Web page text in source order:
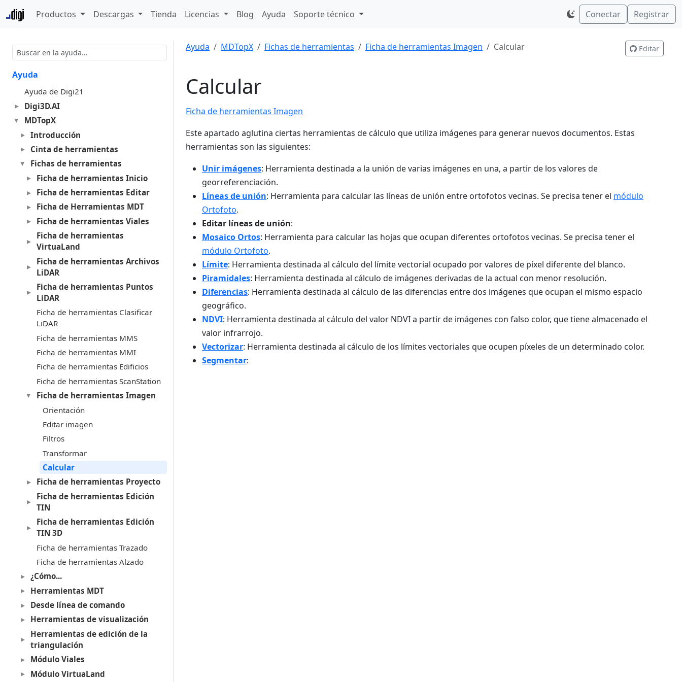
Productos Descargas Tienda Licencias Blog Ayuda Soporte técnico Conectar Registrar
Ayuda
Ayuda de Digi21
Digi3D.AI
MDTopX
Introducción
Cinta de herramientas
Fichas de herramientas
Ficha de herramientas Inicio
Ficha de herramientas Editar
Ficha de Herramientas MDT
Ficha de herramientas Viales
Ficha de herramientas
VirtuaLand
Ficha de herramientas Archivos
LiDAR
Ficha de herramientas Puntos
LiDAR
Ficha de herramientas Clasificar
LiDAR
Ficha de herramientas MMS
Ficha de herramientas MMI
Ficha de herramientas Edificios
Ficha de herramientas ScanStation
Ficha de herramientas Imagen
Orientación
Editar imagen
Filtros
Transformar
Calcular
Ficha de herramientas Proyecto
Ficha de herramientas Edición
TIN
Ficha de herramientas Edición
TIN 3D
Ficha de herramientas Trazado
Ficha de herramientas Alzado
¿Cómo...
Herramientas MDT
Desde línea de comando
Herramientas de visualización
Herramientas de edición de la
triangulación
Módulo Viales
Módulo VirtuaLand
Ayuda MDTopX Fichas de herramientas Ficha de herramientas Imagen Calcular Editar
Calcular
Ficha de herramientas Imagen
Este apartado aglutina ciertas herramientas de cálculo que utiliza imágenes para generar nuevos documentos. Estas
herramientas son las siguientes:
Unir imágenes: Herramienta destinada a la unión de varias imágenes en una, a partir de los valores de
georreferenciación.
Líneas de unión: Herramienta para calcular las líneas de unión entre ortofotos vecinas. Se precisa tener el módulo
Ortofoto.
Editar líneas de unión:
Mosaico Ortos: Herramienta para calcular las hojas que ocupan diferentes ortofotos vecinas. Se precisa tener el
módulo Ortofoto.
Límite: Herramienta destinada al cálculo del límite vectorial ocupado por valores de píxel diferente del blanco.
Piramidales: Herramienta destinada al cálculo de imágenes derivadas de la actual con menor resolución.
Diferencias: Herramienta destinada al cálculo de las diferencias entre dos imágenes que ocupan el mismo espacio
geográfico.
NDVI: Herramienta destinada al cálculo del valor NDVI a partir de imágenes con falso color, que tiene almacenado el
valor infrarrojo.
Vectorizar: Herramienta destinada al cálculo de los límites vectoriales que ocupen píxeles de un determinado color.
Segmentar: